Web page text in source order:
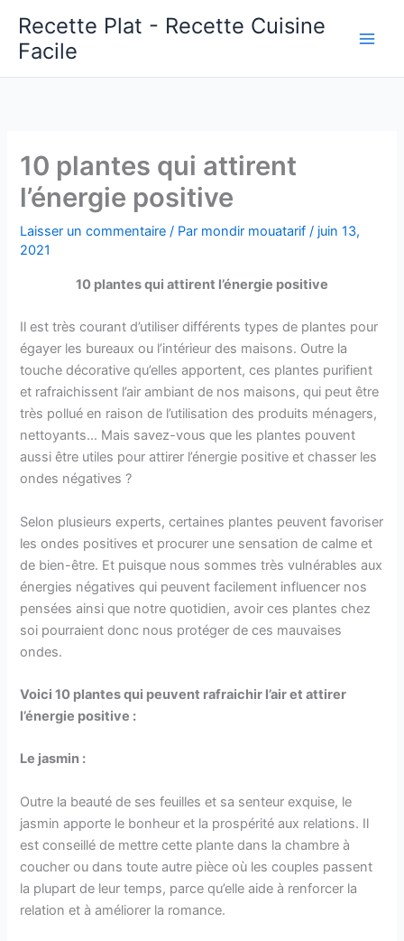
contenu
Recette Plat - Recette Cuisine
Facile
10 plantes qui attirent
l’énergie positive
Laisser un commentaire / Par mondir mouatarif/ juin 13,
2021
10 plantes qui attirent l’énergie positive
Il est très courant d’utiliser différents types de plantes pour
égayer les bureaux ou l’intérieur des maisons. Outre la
touche décorative qu’elles apportent, ces plantes purifient
et rafraichissent l’air ambiant de nos maisons, qui peut être
très pollué en raison de l’utilisation des produits ménagers,
nettoyants… Mais savez-vous que les plantes pouvent
aussi être utiles pour attirer l’énergie positive et chasser les
ondes négatives ?
Selon plusieurs experts, certaines plantes peuvent favoriser
les ondes positives et procurer une sensation de calme et
de bien-être. Et puisque nous sommes très vulnérables aux
énergies négatives qui peuvent facilement influencer nos
pensées ainsi que notre quotidien, avoir ces plantes chez
soi pourraient donc nous protéger de ces mauvaises
ondes.
Voici 10 plantes qui peuvent rafraichir l’air et attirer
l’énergie positive :
Le jasmin :
Outre la beauté de ses feuilles et sa senteur exquise, le
jasmin apporte le bonheur et la prospérité aux relations. Il
est conseillé de mettre cette plante dans la chambre à
coucher ou dans toute autre pièce où les couples passent
la plupart de leur temps, parce qu’elle aide à renforcer la
relation et à améliorer la romance.